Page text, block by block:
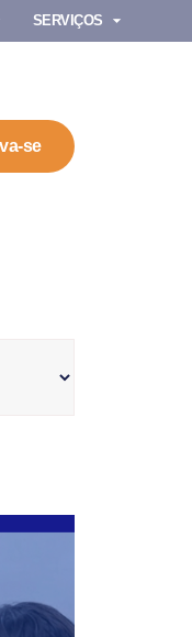
SERVIÇOS
se